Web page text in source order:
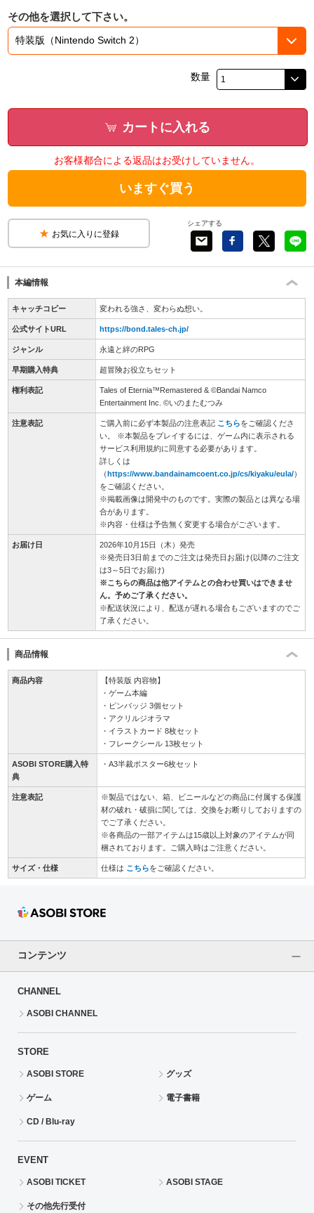
ラブライブ！シリーズ
ラブライブ！
ラブライブ！スーパースター!!
モフモフパレード
その他を選択して下さい。
数量
カートに入れる
お客様都合による返品はお受けしていません。
いますぐ買う
お気に入りに登録
シェアする
本編情報
キャッチコピー 変われる強さ、変わらぬ想い。
公式サイトURL https://bond.tales-ch.jp/
ジャンル 永遠と絆のRPG
早期購入特典 超冒険お役立ちセット
権利表記
Tales of Eternia™Remastered & ©Bandai Namco
Entertainment Inc. ©いのまたむつみ
注意表記 ご購入前に必ず本製品の注意表記 こちらをご確認くださ
い。 ※本製品をプレイするには、ゲーム内に表示される
サービス利用規約に同意する必要があります。
詳しくは
（ https://www.bandainamcoent.co.jp/cs/kiyaku/eula/）
をご確認ください。
※掲載画像は開発中のものです。実際の製品とは異なる場
合があります。
※内容・仕様は予告無く変更する場合がございます。
お届け日
2026年10月15日（木）発売
※発売日3日前までのご注文は発売日お届け(以降のご注文
は3～5日でお届け)
※こちらの商品は他アイテムとの合わせ買いはできませ
ん。予めご了承ください。
※配送状況により、配送が遅れる場合もございますのでご
了承ください。
商品情報
商品内容
【特装版 内容物】
・ゲーム本編
・ピンバッジ 3個セット
・アクリルジオラマ
・イラストカード 8枚セット
・フレークシール 13枚セット
ASOBI STORE購入特
典
・A3半裁ポスター6枚セット
注意表記
※製品ではない、箱、ビニールなどの商品に付属する保護
材の破れ・破損に関しては、交換をお断りしておりますの
でご了承ください。
※各商品の一部アイテムは15歳以上対象のアイテムが同
梱されております。ご購入時はご注意ください。
サイズ・仕様 仕様は こちらをご確認ください。
コンテンツ
CHANNEL
ASOBI CHANNEL
STORE
ASOBI STORE グッズ
ゲーム 電子書籍
CD / Blu-ray
EVENT
ASOBI TICKET ASOBI STAGE
その他先行受付